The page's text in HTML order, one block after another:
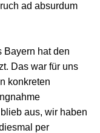
ad absurdum
Bayern hat den
Das war für uns
konkreten
aus, wir haben
per